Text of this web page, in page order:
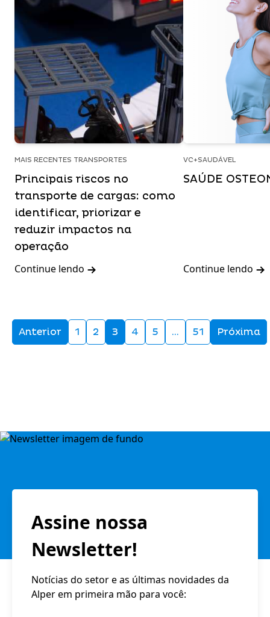
MAIS RECENTES TRANSPORTES
Principais riscos no
transporte de cargas: como
identificar, priorizar e
reduzir impactos na
operação
Continue lendo
VC+SAUDÁVEL
SAÚDE
Continue lendo
Anterior 1 2 3 4 5 … 51 Próxima
Assine nossa
Newsletter!
Notícias do setor e as últimas novidades da
Alper em primeira mão para você: